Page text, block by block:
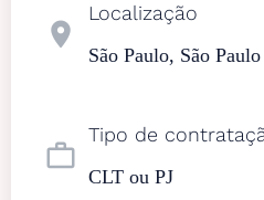
location_on
Localização
São Paulo, São Paulo
work_outline
Tipo de
CLT ou PJ